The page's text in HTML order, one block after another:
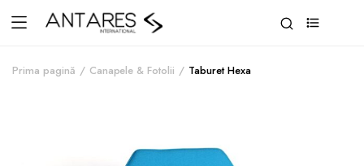
Prima pagină Canapele & Fotolii Taburet Hexa